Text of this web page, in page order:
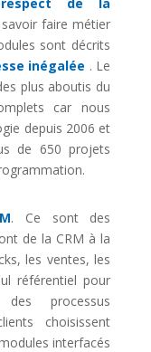
savoir faire métier
sont décrits
inégalée . Le
plus aboutis du
car nous
depuis 2006 et
de 650 projets
. Ce sont des
de la CRM à la
les ventes, les
référentiel pour
processus
choisissent
interfacés